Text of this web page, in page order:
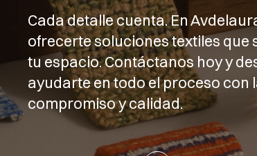
Cada detalle cuenta. En
ofrecerte soluciones textiles que
tu espacio. Contáctanos hoy y
ayudarte en todo el proceso con
compromiso y calidad.